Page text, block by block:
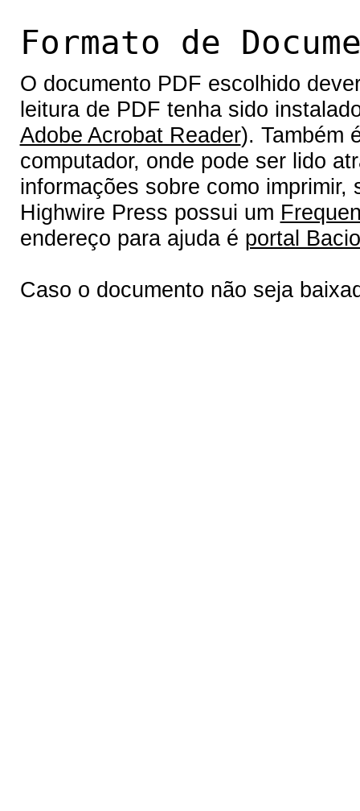
Formato de
O documento PDF escolhido
leitura de PDF tenha sido
Adobe Acrobat Reader). Também
computador, onde pode ser lido
informações sobre como
Highwire Press possui um
endereço para ajuda é portal
Caso o documento não seja